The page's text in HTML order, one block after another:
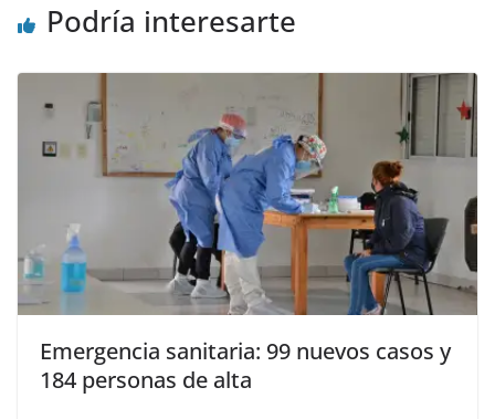
Podría interesarte
Emergencia sanitaria: 99 nuevos casos y
184 personas de alta